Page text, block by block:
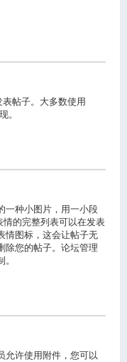
帖子。大多数使用
。
一种小图片，用一小段
情的完整列表可以在发表
情图标，这会让帖子无
除您的帖子。论坛管理
允许使用附件，您可以